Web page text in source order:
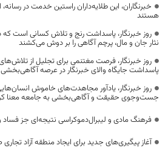
خبرنگاران، این طلایه‌داران راستین خدمت در
هستند
روز خبرنگار، پاسداشت رنج و تلاش کسانی است که
نثار جان و مال، پرچم آگاهی را بر دوش می‌کشند
روز خبرنگار، فرصت مغتنمی برای تجلیل از
پاسداشت جایگاه والای خبرنگار در عرصه آگاهی‌بخشی
روز خبرنگار، یادآور مجاهدت‌های خاموش
جست‌وجوی حقیقت و آگاهی‌بخشی به جامعه معنا
فرهنگ مادی و لیبرال‌دموکراسی نتیجه‌ای جز فساد
آغاز پیگیری‌های جدید برای ایجاد منطقه آزاد